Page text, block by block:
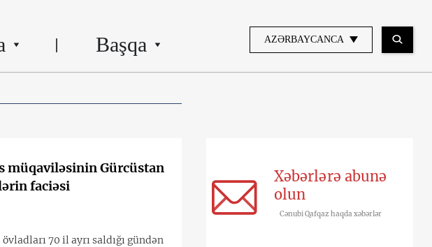
Başqa AZƏRBAYCANCA
müqaviləsinin Gürcüstan
faciəsi
70 il ayrı saldığı gündən
Xəbərlərə abunə
olun
Cənubi Qafqaz haqda xəbərlər